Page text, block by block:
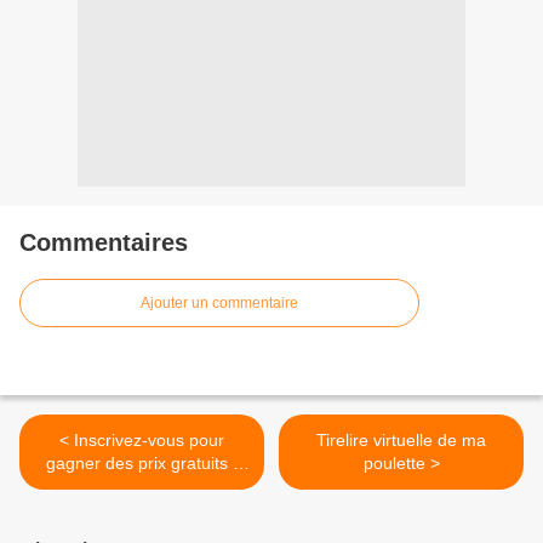
Commentaires
Ajouter un commentaire
< Inscrivez-vous pour
gagner des prix gratuits -
Gagnez vacances,
Tirelire virtuelle de ma
poulette >